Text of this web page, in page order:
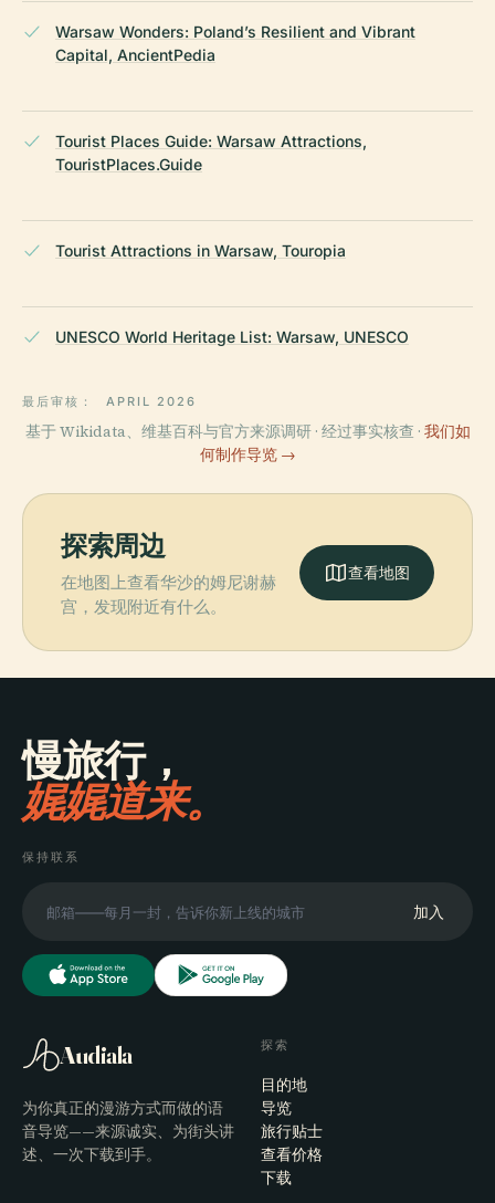
Warsaw Wonders: Poland’s Resilient and Vibrant
Capital, AncientPedia
Tourist Places Guide: Warsaw Attractions,
TouristPlaces.Guide
Tourist Attractions in Warsaw, Touropia
UNESCO World Heritage List: Warsaw, UNESCO
最后审核： APRIL 2026
基于 Wikidata、维基百科与官方来源调研 · 经过事实核查 · 我们如
何制作导览 →
探索周边
在地图上查看华沙的姆尼谢赫
宫，发现附近有什么。
查看地图
慢旅行，
娓娓道来。
保持联系
加入
Audiala
为你真正的漫游方式而做的语
音导览——来源诚实、为街头讲
述、一次下载到手。
探索
目的地
导览
旅行贴士
查看价格
下载